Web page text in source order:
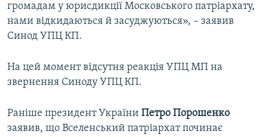
громадам у юрисдикції Московського патріархату,
нами відкидаються й засуджуються», – заявив
Синод УПЦ КП.
На цей момент відсутня реакція УПЦ МП на
звернення Синоду УПЦ КП.
Раніше президент України Петро Порошенко
заявив, що Вселенський патріархат починає